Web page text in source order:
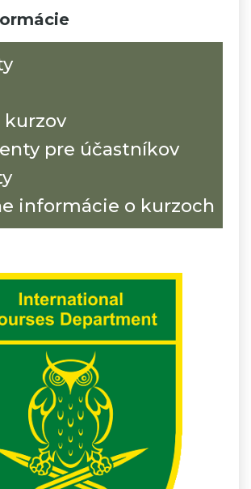
kurzov
pre účastníkov
informácie o kurzoch